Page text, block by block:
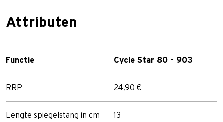
Attributen
Functie Cycle Star 80 - 903
RRP 24,90 €
Lengte spiegelstang in cm 13